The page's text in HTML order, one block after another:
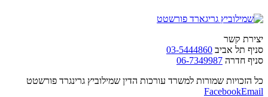
יצירת קשר
סניף תל אביב 03-5444860
סניף חדרה 06-7349987
כל הזכויות שמורות למשרד עורכות הדין שמילוביץ גרינגרד פורשטט
FacebookEmail